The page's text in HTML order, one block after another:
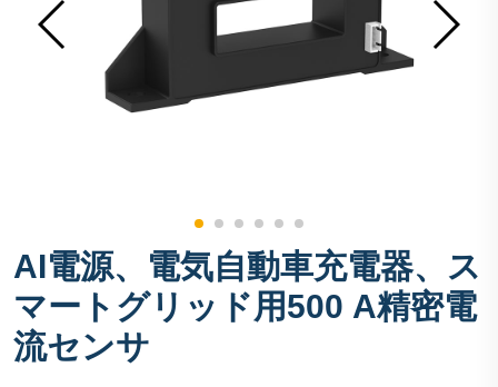
AI電源、電気自動車充電器、ス
マートグリッド用500 A精密電
流センサ